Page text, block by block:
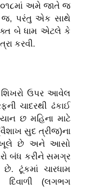
અમે જાતે જ
જ, પરંતુ એક સાથે
બે ધામ એટલે કે
કરવી.
ઉપર આવેલ
ચાદરથી ઢંકાઈ
છ મહિના માટે
સુદ ત્રીજ)ના
ખૂલે છે અને આસો
બંધ કરીને સમગ્ર
છે. ટૂંકમાં ચારધામ
દિવાળી (લગભગ